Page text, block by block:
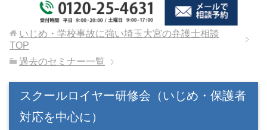
いじめ・学校事故に強い埼玉大宮の弁護士相談
TOP
過去のセミナー一覧
スクールロイヤー研修会（いじめ・保護者
対応を中心に）